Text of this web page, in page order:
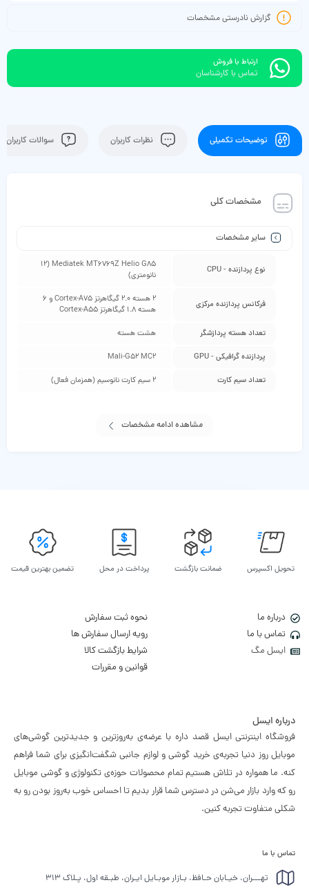
گزارش نادرستی مشخصات
ارتباط با فروش
تماس با کارشناسان
توضیحات تکمیلی نظرات کاربران سوالات کاربران
مشخصات کلی
سایر مشخصات
نوع پردازنده - CPU
Mediatek MT6769Z Helio G85 (12
نانومتری)
فرکانس پردازنده مرکزی
2 هسته 2.0 گیگاهرتز Cortex-A75 و 6
هسته 1.8 گیگاهرتز Cortex-A55
تعداد هسته پردازشگر هشت هسته
پردازنده گرافیکی - GPU Mali-G52 MC2
تعداد سیم کارت 2 سیم کارت نانوسیم (همزمان فعال)
مشاهده ادامه مشخصات
تحویل اکسپرس ضمانت بازگشت پرداخت در محل تضمین بهترین قیمت
درباره ما
تماس با ما
ایسل مگ
نحوه ثبت سفارش
رویه ارسال سفارش ها
شرایط بازگشت کالا
قوانین و مقررات
درباره ایسل
فروشگاه اینترنتی ایسل قصد داره با عرضه‌ی به‌روزترین و جدیدترین گوشی‌های
موبایل روز دنیا تجربه‌ی خرید گوشی و لوازم جانبی شگفت‌انگیزی برای شما فراهم
کنه. ما همواره در تلاش هستیم تمام محصولات حوزه‌ی تکنولوژی و گوشی موبایل
رو که وارد بازار می‌شن در دسترس شما قرار بدیم تا احساس خوب به‌روز بودن رو به
شکلی متفاوت تجربه کنین.
تماس با ما
تهـــران، خیـابان حـافظ، بـازار موبـایل ایـران، طبـقه اول، پـلاک ۳۱۳